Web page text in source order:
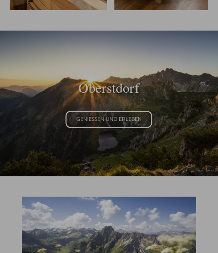
Oberstdorf
GENIESSEN UND ERLEBEN